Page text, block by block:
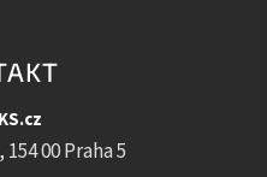
00 Praha 5